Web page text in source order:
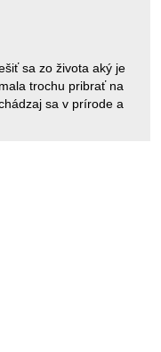
sa zo života aký je
trochu pribrať na
sa v prírode a